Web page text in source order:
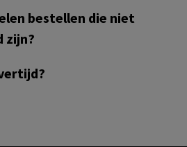
bestellen die niet
zijn?